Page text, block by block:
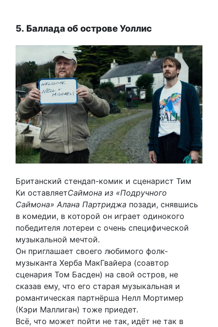
5. Баллада об острове Уоллис
Британский стендап-комик и сценарист Тим
Ки оставляетСаймона из «Подручного
Саймона» Алана Партриджа позади, снявшись
в комедии, в которой он играет одинокого
победителя лотереи с очень специфической
музыкальной мечтой.
Он приглашает своего любимого фолк-
музыканта Херба МакГвайера (соавтор
сценария Том Басден) на свой остров, не
сказав ему, что его старая музыкальная и
романтическая партнёрша Нелл Мортимер
(Кэри Маллиган) тоже приедет.
Всё, что может пойти не так, идёт не так в